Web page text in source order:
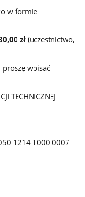
w formie
zł (uczestnictwo,
wpisać
TECHNICZNEJ
1214 1000 0007